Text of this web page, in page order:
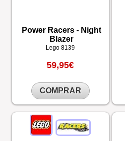
Power Racers - Night
Blazer
Lego 8139
59,95€
COMPRAR